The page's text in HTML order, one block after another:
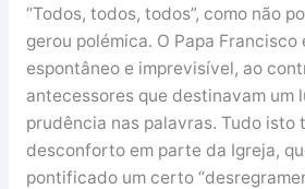
“Todos, todos, todos”, como não
gerou polémica. O Papa Francisco
espontâneo e imprevisível, ao
antecessores que destinavam um
prudência nas palavras. Tudo isto
desconforto em parte da Igreja,
pontificado um certo